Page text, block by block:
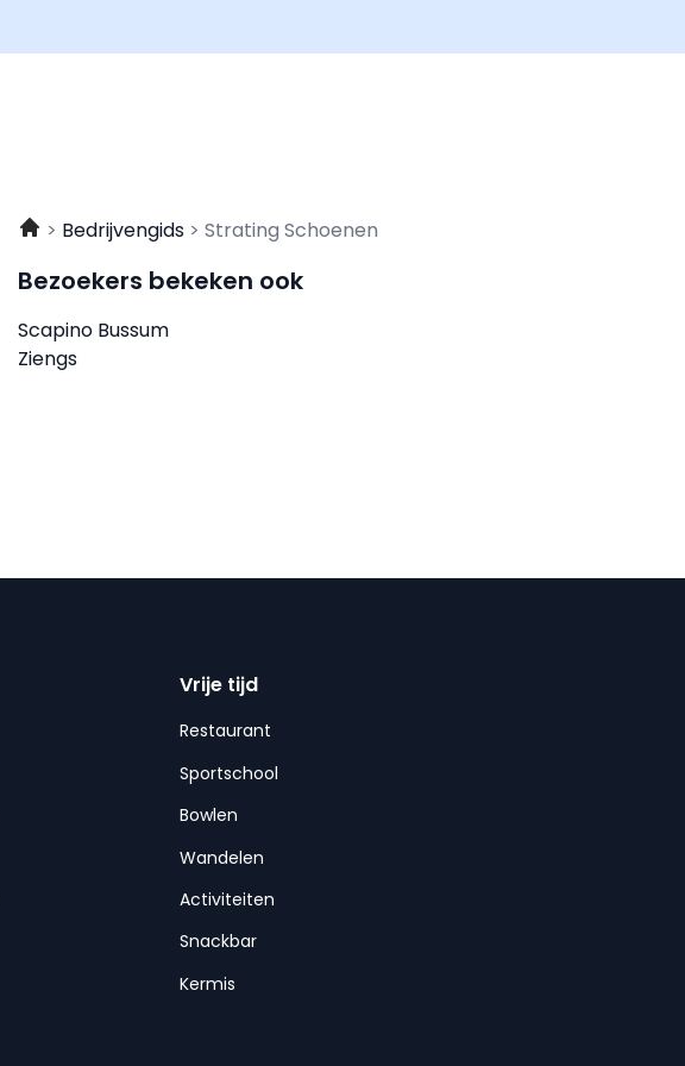
Bedrijvengids Strating Schoenen
Bezoekers bekeken ook
Scapino Bussum
Ziengs
Vrije tijd
Restaurant
Sportschool
Bowlen
Wandelen
Activiteiten
Snackbar
Kermis